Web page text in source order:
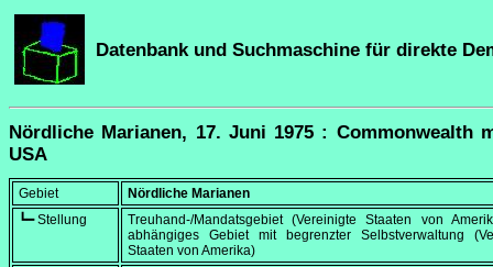
Datenbank und Suchmaschine für direkte
Nördliche Marianen, 17. Juni 1975 : Commonwealth
USA
Gebiet
Nördliche Marianen
┗━ Stellung
Treuhand-/Mandatsgebiet (Vereinigte Staaten von
abhängiges Gebiet mit begrenzter Selbstverwaltung
Staaten von Amerika)